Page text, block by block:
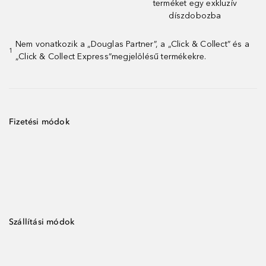
terméket egy exkluzív
díszdobozba
1
Nem vonatkozik a „Douglas Partner”, a „Click & Collect” és a
„Click & Collect Express”megjelölésű termékekre.
Fizetési módok
Szállítási módok